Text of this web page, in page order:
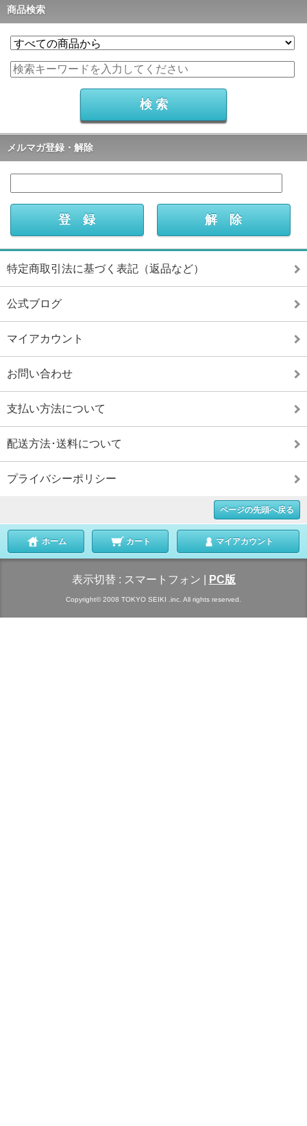
商品検索
メルマガ登録・解除
特定商取引法に基づく表記（返品など）
公式ブログ
マイアカウント
お問い合わせ
支払い方法について
配送方法･送料について
プライバシーポリシー
ページの先頭へ戻る
ホーム カート マイアカウント
表示切替 : スマートフォン PC版
Copyright© 2008 TOKYO SEIKI .inc. All rights reserved.